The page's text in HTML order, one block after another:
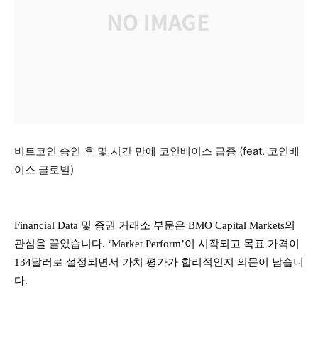
비트코인 승인 후 몇 시간 만에 코인베이스 급증 (feat. 코인베
이스 글로벌)
Financial Data 및 증권 거래소 부문은 BMO Capital Markets의
관심을 끌었습니다. ‘Market Perform’이 시작되고 목표 가격이
134달러로 설정되면서 가치 평가가 합리적인지 의문이 남습니
다.